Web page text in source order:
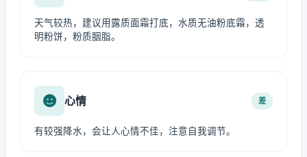
天气较热，建议用露质面霜打底，水质无油粉底霜，透
明粉饼，粉质胭脂。
心情 差
有较强降水，会让人心情不佳，注意自我调节。